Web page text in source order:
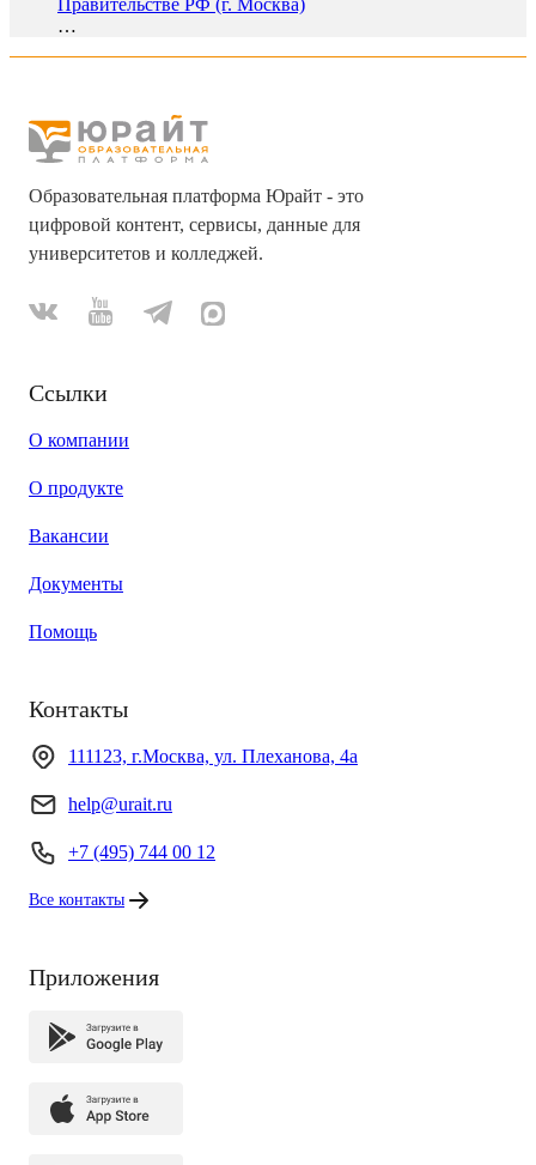
Правительстве РФ (г. Москва)
…
Образовательная платформа Юрайт - это
цифровой контент, сервисы, данные для
университетов и колледжей.
Ссылки
О компании
О продукте
Вакансии
Документы
Помощь
Контакты
111123, г.Москва, ул. Плеханова, 4а
help@urait.ru
+7 (495) 744 00 12
Все контакты
Приложения